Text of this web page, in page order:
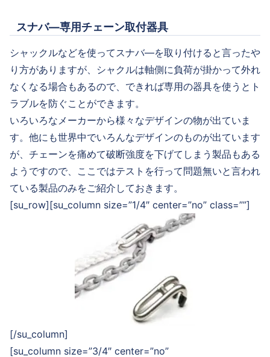
スナバ―専用チェーン取付器具
シャックルなどを使ってスナバ―を取り付けると言ったや
り方がありますが、シャクルは軸側に負荷が掛かって外れ
なくなる場合もあるので、できれば専用の器具を使うとト
ラブルを防ぐことができます。
いろいろなメーカーから様々なデザインの物が出ていま
す。他にも世界中でいろんなデザインのものが出ています
が、チェーンを痛めて破断強度を下げてしまう製品もある
ようですので、ここではテストを行って問題無いと言われ
ている製品のみをご紹介しておきます。
[su_row][su_column size=”1/4″ center=”no” class=””]
[/su_column]
[su_column size=”3/4″ center=”no”